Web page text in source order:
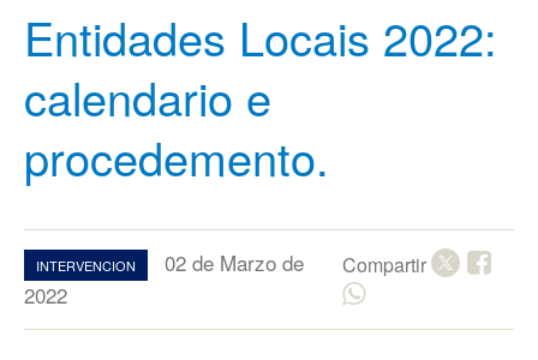
Entidades Locais 2022:
calendario e
procedemento.
INTERVENCION
02 de Marzo de
2022
Compartir